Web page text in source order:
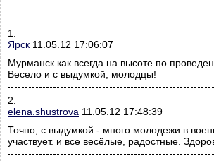
1.
Ярск 11.05.12 17:06:07
Мурманск как всегда на высоте по
Весело и с выдумкой, молодцы!
2.
elena.shustrova 11.05.12 17:48:39
Точно, с выдумкой - много молодежи в
участвует. и все весёлые, радостные.